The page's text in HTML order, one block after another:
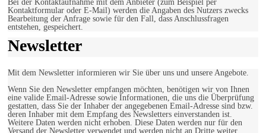
Bei der Kontaktaufnahme mit dem Anbieter (zum Beispiel per
Kontaktformular oder E-Mail) werden die Angaben des Nutzers zwecks
Bearbeitung der Anfrage sowie für den Fall, dass Anschlussfragen
entstehen, gespeichert.
Newsletter
Mit dem Newsletter informieren wir Sie über uns und unsere Angebote.
Wenn Sie den Newsletter empfangen möchten, benötigen wir von Ihnen
eine valide Email-Adresse sowie Informationen, die uns die Überprüfung
gestatten, dass Sie der Inhaber der angegebenen Email-Adresse sind bzw.
deren Inhaber mit dem Empfang des Newsletters einverstanden ist.
Weitere Daten werden nicht erhoben. Diese Daten werden nur für den
Versand der Newsletter verwendet und werden nicht an Dritte weiter